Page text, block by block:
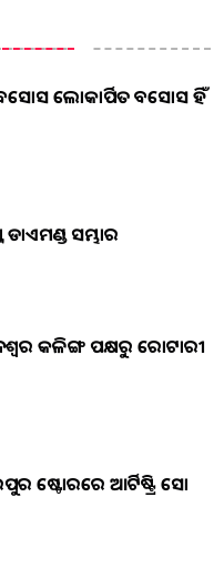
ଲୋକାର୍ପିତ ଅବସୋସ ହିଁ
ଡାଏମଣ୍ଡ ସମ୍ଭାର
କଳିଙ୍ଗ ପକ୍ଷରୁ ରୋଟାରୀ
ଷ୍ଟୋରରେ ଆର୍ଟିଷ୍ଟ୍ରି ସୋ